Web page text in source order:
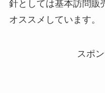
針としては基本訪問販
オススメしています。
スポ